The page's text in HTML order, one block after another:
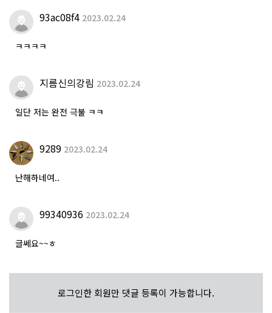
93ac08f4 2023.02.24
ㅋㅋㅋㅋ
지름신의강림 2023.02.24
일단 저는 완전 극불 ㅋㅋ
9289 2023.02.24
난해하네여..
99340936 2023.02.24
글쎄요~~ㅎ
로그인한 회원만 댓글 등록이 가능합니다.